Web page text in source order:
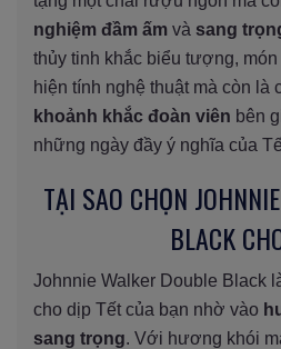
nghiệm đầm ấm và sang
thủy tinh khắc biểu tượng,
hiện tính nghệ thuật mà còn là
khoảnh khắc đoàn viên bên
những ngày đầy ý nghĩa của
TẠI SAO CHỌN
BLACK
Johnnie Walker Double Black
cho dịp Tết của bạn nhờ vào
sang trọng. Với hương khói